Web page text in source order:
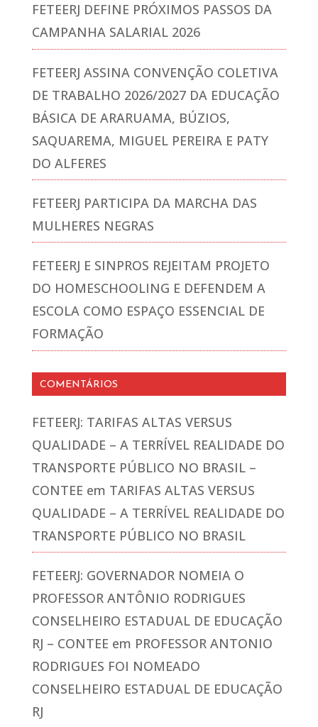
FETEERJ DEFINE PRÓXIMOS PASSOS DA
CAMPANHA SALARIAL 2026
FETEERJ ASSINA CONVENÇÃO COLETIVA
DE TRABALHO 2026/2027 DA EDUCAÇÃO
BÁSICA DE ARARUAMA, BÚZIOS,
SAQUAREMA, MIGUEL PEREIRA E PATY
DO ALFERES
FETEERJ PARTICIPA DA MARCHA DAS
MULHERES NEGRAS
FETEERJ E SINPROS REJEITAM PROJETO
DO HOMESCHOOLING E DEFENDEM A
ESCOLA COMO ESPAÇO ESSENCIAL DE
FORMAÇÃO
COMENTÁRIOS
FETEERJ: TARIFAS ALTAS VERSUS
QUALIDADE – A TERRÍVEL REALIDADE DO
TRANSPORTE PÚBLICO NO BRASIL –
CONTEE em TARIFAS ALTAS VERSUS
QUALIDADE – A TERRÍVEL REALIDADE DO
TRANSPORTE PÚBLICO NO BRASIL
FETEERJ: GOVERNADOR NOMEIA O
PROFESSOR ANTÔNIO RODRIGUES
CONSELHEIRO ESTADUAL DE EDUCAÇÃO
RJ – CONTEE em PROFESSOR ANTONIO
RODRIGUES FOI NOMEADO
CONSELHEIRO ESTADUAL DE EDUCAÇÃO
RJ